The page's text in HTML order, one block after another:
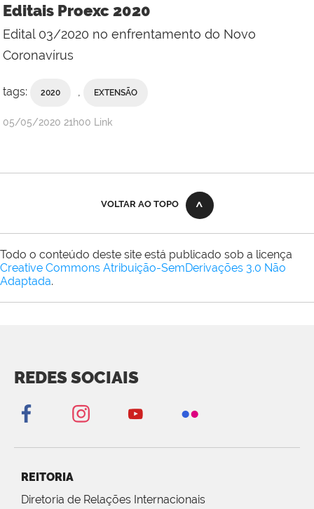
Editais Proexc 2020
Edital 03/2020 no enfrentamento do Novo
Coronavírus
tags: 2020 , EXTENSÃO
publicado
05/05/2020 21h00 Link
VOLTAR AO TOPO
Todo o conteúdo deste site está publicado sob a licença
Creative Commons Atribuição-SemDerivações 3.0 Não
Adaptada.
REDES SOCIAIS
REITORIA
Diretoria de Relações Internacionais